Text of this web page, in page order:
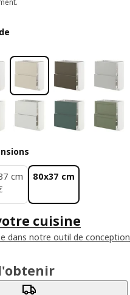
cm
80x37 cm
cuisine
dans notre outil de conception